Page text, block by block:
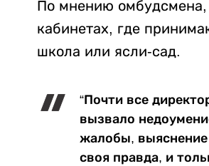
По мнению
кабинетах, где
школа или ясли-сад.
“Почти все
вызвало
жалобы, выяснение
своя правда, и